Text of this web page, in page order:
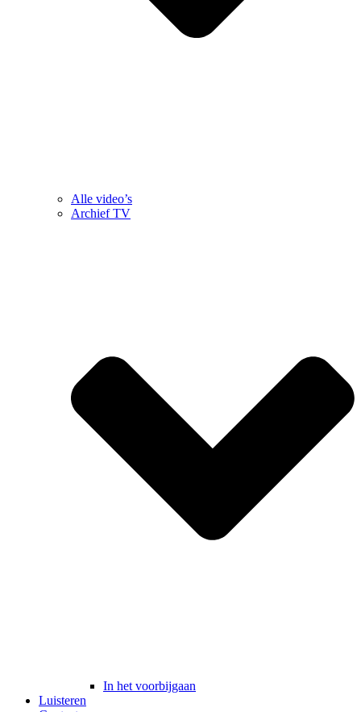
Alle video’s
Archief TV
In het voorbijgaan
Luisteren